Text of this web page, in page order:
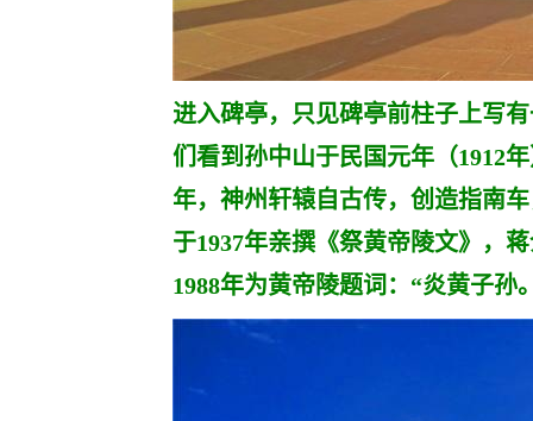
进入碑亭，只见碑亭前柱子上写
们看到孙中山于民国元年（1912
年，神州轩辕自古传，创造指南
于1937年亲撰《祭黄帝陵文》，
1988年为黄帝陵题词：“炎黄子孙